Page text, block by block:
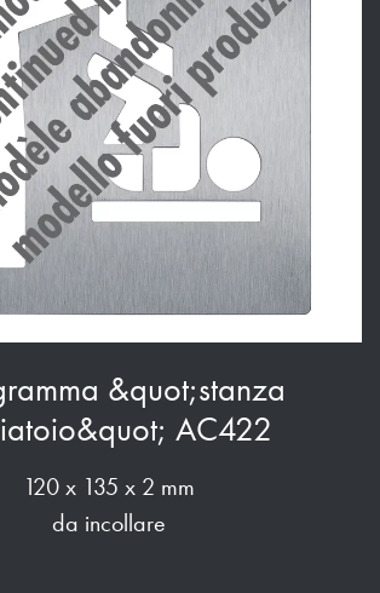
&quot;stanza
AC422
120 x 135 x 2 mm
da incollare